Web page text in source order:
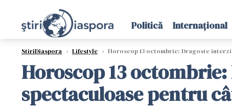
Politică Internațional
StiriDiaspora › Lifestyle › Horoscop 13 octombrie: Dragoste
Horoscop 13
spectaculoase pentru